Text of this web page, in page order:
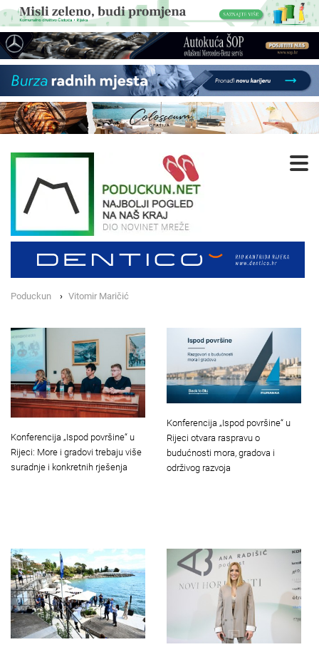
Poduckun Vitomir Maričić
Konferencija „Ispod površine“ u
Rijeci: More i gradovi trebaju više
suradnje i konkretnih rješenja
Konferencija „Ispod površine“ u
Rijeci otvara raspravu o
budućnosti mora, gradova i
održivog razvoja